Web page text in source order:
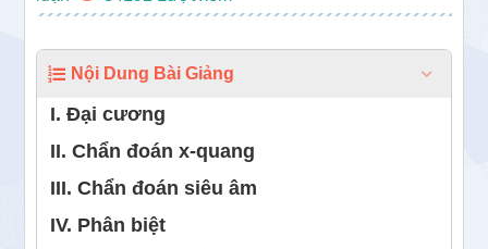
Nội Dung Bài Giảng
I. Đại cương
II. Chẩn đoán x-quang
III. Chẩn đoán siêu âm
IV. Phân biệt